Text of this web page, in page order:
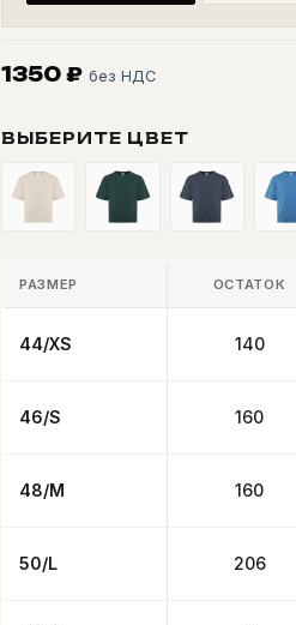
1350 ₽ без НДС
ВЫБЕРИТЕ ЦВЕТ
РАЗМЕР ОСТАТОК
44/XS 140
46/S 160
48/M 160
50/L 206